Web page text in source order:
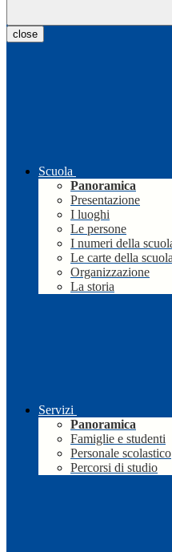
close
Scuola
Panoramica
Presentazione
I luoghi
Le persone
I numeri della
Le carte della scuola
Organizzazione
La storia
Servizi
Panoramica
Famiglie e studenti
Personale scolastico
Percorsi di studio